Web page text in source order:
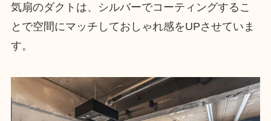
気扇のダクトは、シルバーでコーティングするこ
とで空間にマッチしておしゃれ感をUPさせていま
す。